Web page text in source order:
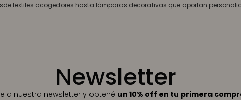
textiles acogedores hasta lámparas decorativas que aportan
Newsletter
a nuestra newsletter y obtené un 10% off en tu primera